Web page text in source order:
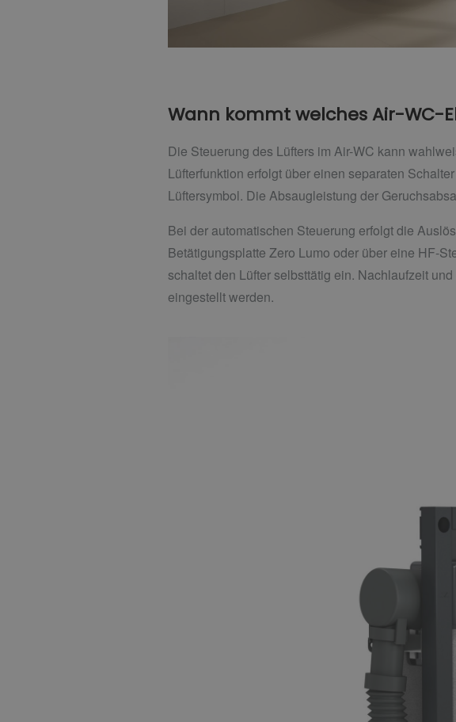
Wann kommt welches Air-WC-
Die Steuerung des Lüfters im Air-WC kann
Lüfterfunktion erfolgt über einen separaten
Lüftersymbol. Die Absaugleistung der
Bei der automatischen Steuerung erfolgt die
Betätigungsplatte Zero Lumo oder über eine HF-
schaltet den Lüfter selbsttätig ein. Nachlaufzeit
eingestellt werden.